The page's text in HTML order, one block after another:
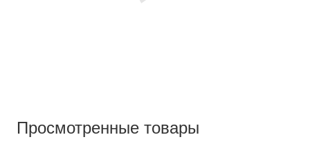
Просмотренные товары